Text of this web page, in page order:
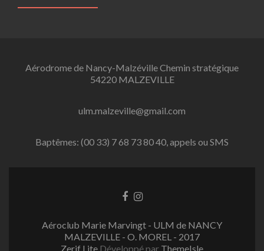
Aérodrome de Nancy-Malzéville Chemin stratégique
54220 MALZEVILLE
ulm.malzeville@gmail.com
Baptêmes: (00 33) 7 68 73 80 40, appels ou SMS
L
n
F
L
n
I
Aéroclub Marie Marvingt - ULM de NANCY
MALZEVILLE - O. MOREL - 2017
Zerif Lite Développé par ThemeIsle